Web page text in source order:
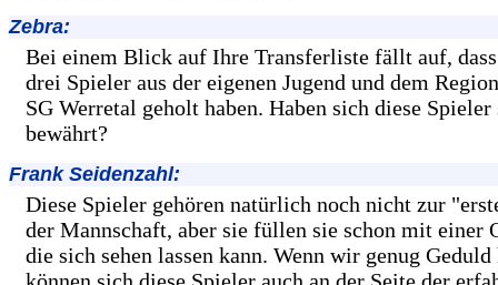
Zebra:
Bei einem Blick auf Ihre Transferliste fällt auf,
drei Spieler aus der eigenen Jugend und dem
SG Werretal geholt haben. Haben sich diese Spieler
bewährt?
Frank Seidenzahl:
Diese Spieler gehören natürlich noch nicht zur
der Mannschaft, aber sie füllen sie schon mit einer
die sich sehen lassen kann. Wenn wir genug Geduld